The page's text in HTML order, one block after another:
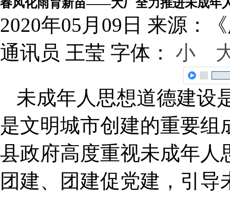
春风化雨育新苗——大厂全力推进未成年
2020年05月09日 来源：
通讯员 王莹 字体： 小
未成年人思想道德建设
是文明城市创建的重要
县政府高度重视未成年人
团建、团建促党建，引